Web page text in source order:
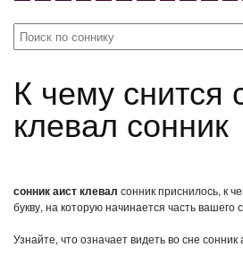
К чему снится сонник аист клевал? сонник аист
клевал сонник
сонник аист клевал сонник приснилось, к
букву, на которую начинается часть вашего
Узнайте, что означает видеть во сне